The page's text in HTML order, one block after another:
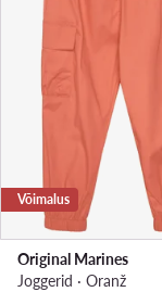
Võimalus
Original Marines
Joggerid · Oranž